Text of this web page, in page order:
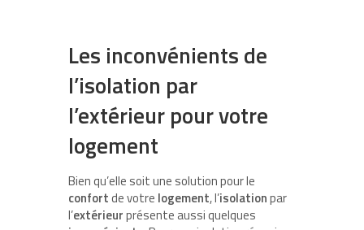
Les inconvénients de
l’isolation par
l’extérieur pour votre
logement
Bien qu’elle soit une solution pour le
confortde votre logement, l’isolationpar
l’extérieurprésente aussi quelques